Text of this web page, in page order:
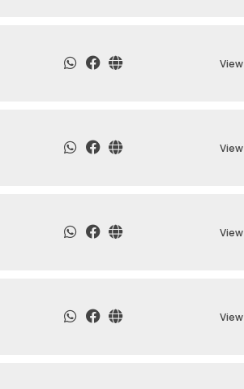
View
View
View
View